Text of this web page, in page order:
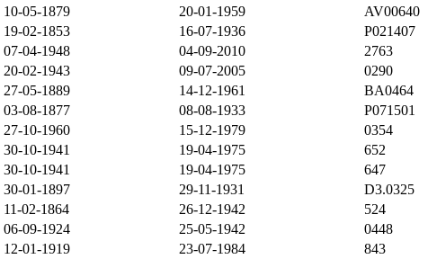
10-05-1879 20-01-1959
AV00640
19-02-1853 16-07-1936
P021407
07-04-1948 04-09-2010
2763
20-02-1943 09-07-2005
0290
27-05-1889 14-12-1961
BA0464
03-08-1877 08-08-1933
P071501
27-10-1960 15-12-1979
0354
30-10-1941 19-04-1975
652
30-10-1941 19-04-1975
647
30-01-1897 29-11-1931
D3.0325
11-02-1864 26-12-1942
524
06-09-1924 25-05-1942
0448
12-01-1919 23-07-1984
843